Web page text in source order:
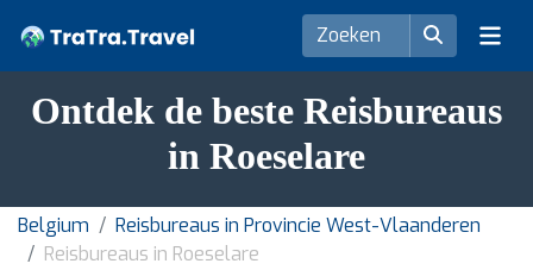
Ontdek de beste Reisbureaus
in Roeselare
Belgium
Reisbureaus in Provincie West-Vlaanderen
Reisbureaus in Roeselare